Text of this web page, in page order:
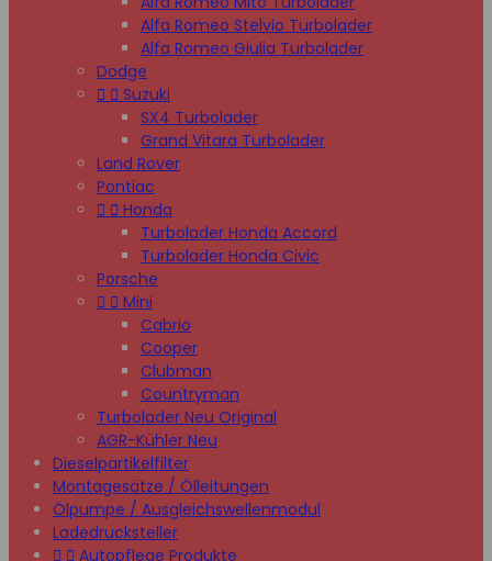
Alfa Romeo Stelvio Turbolader
Alfa Romeo Giulia Turbolader
Dodge
  Suzuki
SX4 Turbolader
Grand Vitara Turbolader
Land Rover
Pontiac
  Honda
Turbolader Honda Accord
Turbolader Honda Civic
Porsche
  Mini
Cabrio
Cooper
Clubman
Countryman
Turbolader Neu Original
AGR-Kühler Neu
Dieselpartikelfilter
Montagesätze / Ölleitungen
Ölpumpe / Ausgleichswellenmodul
Ladedrucksteller
  Autopflege Produkte